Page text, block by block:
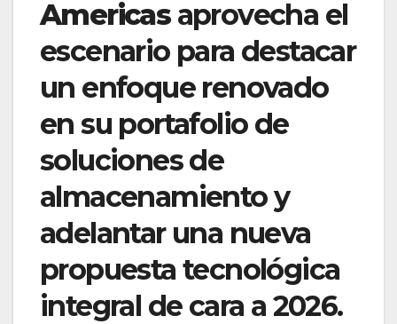
Americasaprovecha el
escenario para destacar
un enfoque renovado
en su portafolio de
soluciones de
almacenamiento y
adelantar una nueva
propuesta tecnológica
integral de cara a 2026.